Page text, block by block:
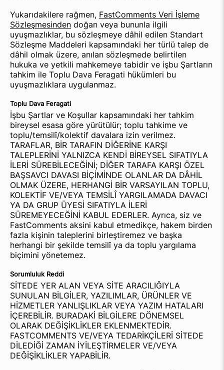
Yukarıdakilere rağmen, FastComments Veri İşleme
Sözleşmesinden doğan veya bununla ilgili
uyuşmazlıklar, bu sözleşmeye dâhil edilen Standart
Sözleşme Maddeleri kapsamındaki her türlü talep de
dâhil olmak üzere, anılan sözleşmede belirtilen
hukuka ve yetkili mahkemeye tabidir ve işbu Şartların
tahkim ile Toplu Dava Feragati hükümleri bu
uyuşmazlıklara uygulanmaz.
Toplu Dava Feragati
İşbu Şartlar ve Koşullar kapsamındaki her tahkim
bireysel esasa göre yürütülür; toplu tahkime ve
toplu/temsilî/kolektif davalara izin verilmez.
TARAFLAR, BİR TARAFIN DİĞERİNE KARŞI
TALEPLERİNİ YALNIZCA KENDİ BİREYSEL SIFATIYLA
İLERİ SÜREBİLECEĞİNİ; DİĞER TARAFA KARŞI ÖZEL
BAŞSAVCI DAVASI BİÇİMİNDE OLANLAR DA DÂHİL
OLMAK ÜZERE, HERHANGİ BİR VARSAYILAN TOPLU,
KOLEKTİF VE/VEYA TEMSİLÎ YARGILAMADA DAVACI
YA DA GRUP ÜYESİ SIFATIYLA İLERİ
SÜREMEYECEĞİNİ KABUL EDERLER. Ayrıca, siz ve
FastComments aksini kabul etmedikçe, hakem birden
fazla kişinin taleplerini birleştiremez ve başka
herhangi bir şekilde temsilî ya da toplu yargılama
biçimini yönetemez.
Sorumluluk Reddi
SİTEDE YER ALAN VEYA SİTE ARACILIĞIYLA
SUNULAN BİLGİLER, YAZILIMLAR, ÜRÜNLER VE
HİZMETLER YANLIŞLIKLAR VEYA YAZIM HATALARI
İÇEREBİLİR. BURADAKİ BİLGİLERE DÖNEMSEL
OLARAK DEĞİŞİKLİKLER EKLENMEKTEDİR.
FASTCOMMENTS VE/VEYA TEDARİKÇİLERİ SİTEDE
DİLEDİĞİ ZAMAN İYİLEŞTİRMELER VE/VEYA
DEĞİŞİKLİKLER YAPABİLİR.